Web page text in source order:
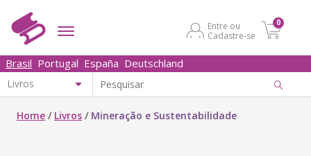
Entre ou
Cadastre-se
0
Brasil Portugal España Deutschland
Home / Livros / Mineração e Sustentabilidade